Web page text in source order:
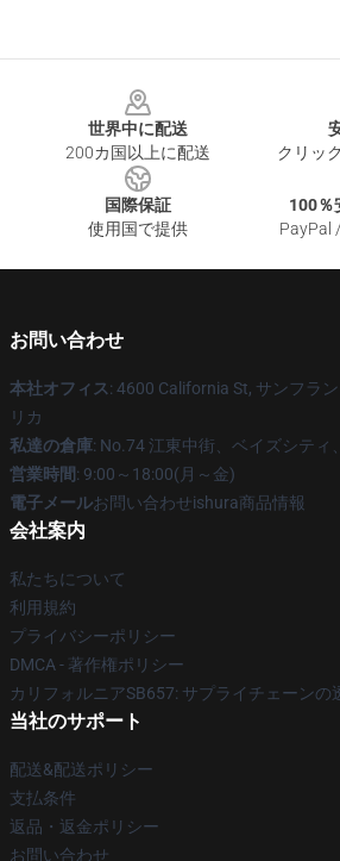
世界中に配送
200カ国以上に配送
クリッ
国際保証
使用国で提供
100％
PayPal
お問い合わせ
本社オフィス: 4600 California St, サンフラ
リカ
私達の倉庫: No.74 江東中街、ベイズシティ
営業時間: 9:00～18:00(月～金)
電子メールお問い合わせishura商品情報
会社案内
私たちについて
利用規約
プライバシーポリシー
DMCA - 著作権ポリシー
カリフォルニアSB657: サプライチェーンの
当社のサポート
配送&配送ポリシー
支払条件
返品・返金ポリシー
お問い合わせ